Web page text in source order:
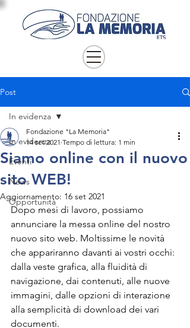
Post
In evidenza
Eventi
News
Opportunità
In evidenza
Siamo online con il nuovo
sito WEB!
Fondazione "La Memoria"
14 set 2021 Tempo di lettura: 1 min
Aggiornamento: 16 set 2021
Dopo mesi di lavoro, possiamo
annunciare la messa online del nostro
nuovo sito web. Moltissime le novità
che appariranno davanti ai vostri occhi:
dalla veste grafica, alla fluidità di
navigazione, dai contenuti, alle nuove
immagini, dalle opzioni di interazione
alla semplicità di download dei vari
documenti.